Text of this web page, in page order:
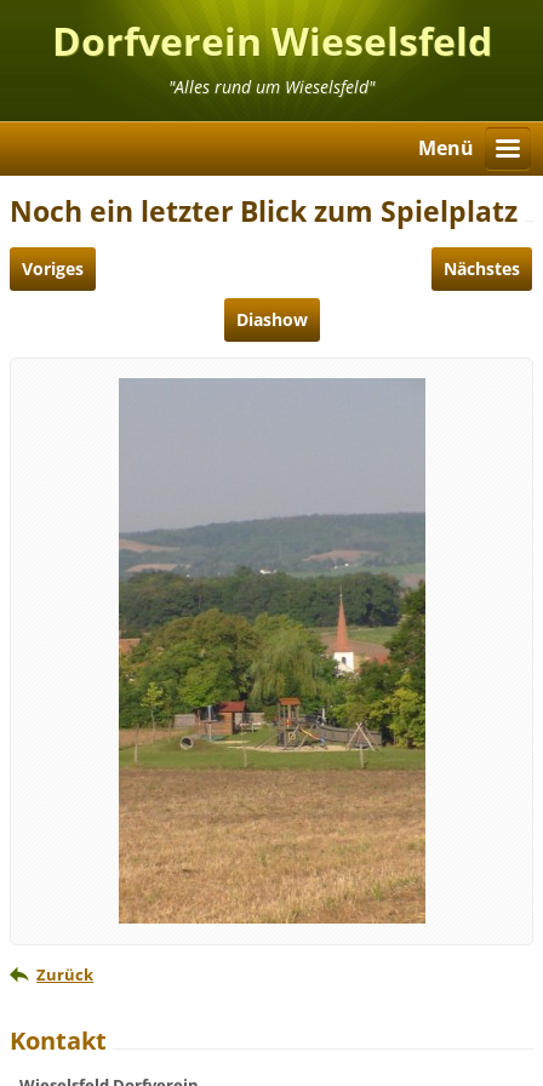
Dorfverein Wieselsfeld
"Alles rund um Wieselsfeld"
Menü
Noch ein letzter Blick zum Spielplatz
Voriges Nächstes
Diashow
Zurück
Kontakt